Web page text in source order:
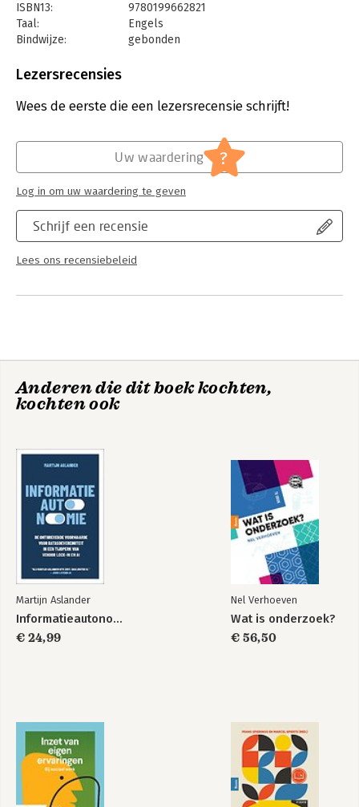
security, fiscal policy, and public administration, it finds steady
progress in the integration of core state powers although with
substantial sectoral variation. But the EU is not heading
of national federations, the European
regulating national capacities, not by creating European ones,
cohesiveness.
ISBN13:
9780199662821
Taal:
Engels
Bindwijze:
gebonden
Uitgever:
Lezersrecensies
Wees de eerste die een lezersrecensie schrijft!
Schrijf een recensie
Lees ons recensiebeleid
Uw waardering ?
Log in om uw waardering te geven
Anderen die dit boek kochten,
kochten ook
Martijn Aslander
Informatieautonomie
€ 24,99
Nel Verhoeven
Wat is onderzoek?
€ 56,50